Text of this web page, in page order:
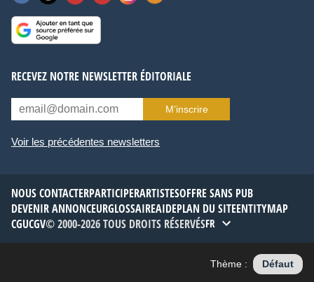
RECEVEZ NOTRE NEWSLETTER ÉDITORIALE
M’inscrire
Voir les précédentes newsletters
NOUS CONTACTERPARTICIPERARTISTESOFFRE SANS PUB
DEVENIR ANNONCEURGLOSSAIREAIDEPLAN DU SITEENTITYMAP
CGUCGV© 2000-2026 TOUS DROITS RÉSERVÉSFR
Thème : Défaut